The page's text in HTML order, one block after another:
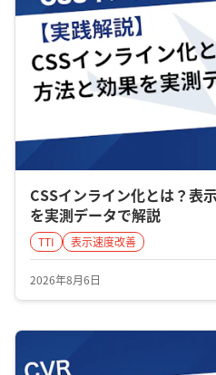
CSSインライン化とは？表
を実測データで解説
TTI 表示速度改善
2026年8月6日